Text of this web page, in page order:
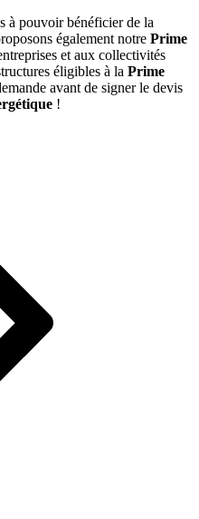
à pouvoir bénéficier de la
également notre Prime
et aux collectivités
éligibles à la Prime
avant de signer le devis
!